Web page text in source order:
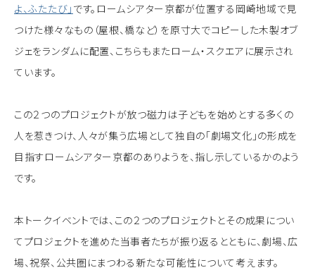
よ、ふたたび」 です。ロームシアター京都が位置する岡崎地域で見
つけた様々なもの（屋根、橋など）を原寸大でコピーした木製オブ
ジェをランダムに配置、こちらもまたローム・スクエアに展示され
ています。
この２つのプロジェクトが放つ磁力は子どもを始めとする多くの
人を惹きつけ、人々が集う広場として独自の「劇場文化」の形成を
目指すロームシアター京都のありようを、指し示しているかのよう
です。
本トークイベントでは、この２つのプロジェクトとその成果につい
てプロジェクトを進めた当事者たちが振り返るとともに、劇場、広
場、祝祭、公共圏にまつわる新たな可能性について考えます。